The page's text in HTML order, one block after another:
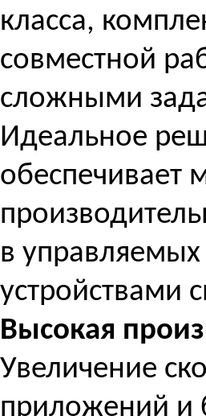
класса,
совместной
сложными
Идеальное
обеспечивает
в
устройствами
Высокая
Увеличение
приложений и